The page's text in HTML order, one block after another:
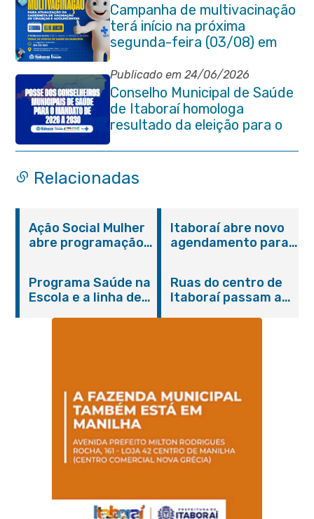
Campanha de multivacinação
terá início na próxima
segunda-feira (03/08) em
Itaboraí
Publicado em 24/06/2026
Conselho Municipal de Saúde
de Itaboraí homologa
resultado da eleição para o
quadriênio 2026–2030
Relacionadas
Ação Social Mulher
abre programação
serviços gratuitos e
orientações
Itaboraí abre novo
agendamento para
Programa Saúde na
Escola e a linha de
Magalhães Seabra
Ruas do centro de
Itaboraí passam a